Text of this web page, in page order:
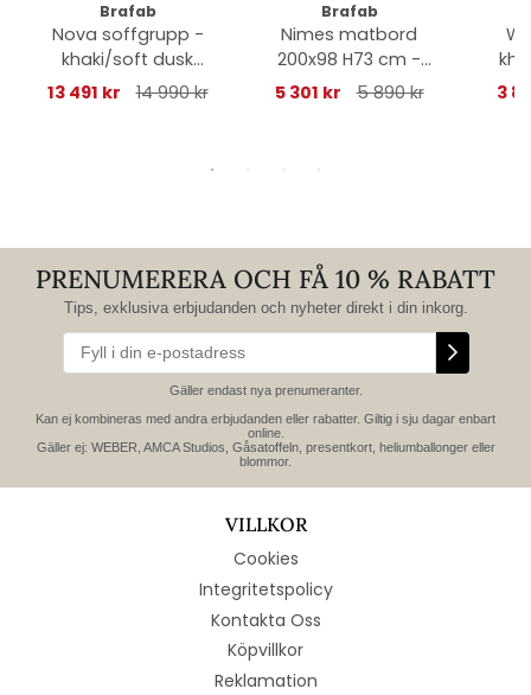
Brafab
Nova soffgrupp -
khaki/soft dusk
dyna
13 491 kr 14 990 kr
Brafab
Nimes matbord
200x98 H73 cm -
khaki
5 301 kr 5 890 kr
3
PRENUMERERA OCH FÅ 10 % RABATT
Tips, exklusiva erbjudanden och nyheter direkt i din inkorg.
Gäller endast nya prenumeranter.
Kan ej kombineras med andra erbjudanden eller rabatter. Giltig i sju dagar enbart
online.
Gäller ej: WEBER, AMCA Studios, Gåsatoffeln, presentkort, heliumballonger eller
blommor.
VILLKOR
Cookies
Integritetspolicy
Kontakta Oss
Köpvillkor
Reklamation